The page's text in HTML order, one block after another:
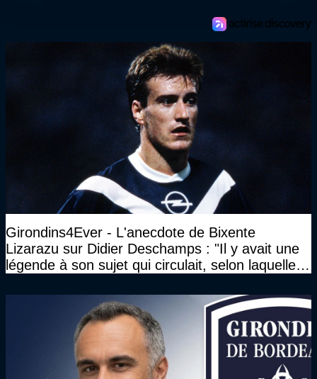
Girondins4Ever - L'anecdote de Bixente
Lizarazu sur Didier Deschamps : "Il y avait une
légende à son sujet qui circulait, selon laquelle il